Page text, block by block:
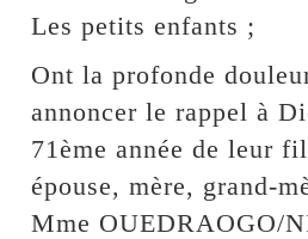
Les petits enfants ;
Ont la profonde
annoncer le rappel à
71ème année de leur
épouse, mère, grand-
Mme OUEDRAOGO/